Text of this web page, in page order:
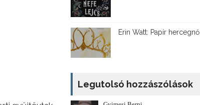
Erin Watt: Papír hercegnő
Legutolsó hozzászólások